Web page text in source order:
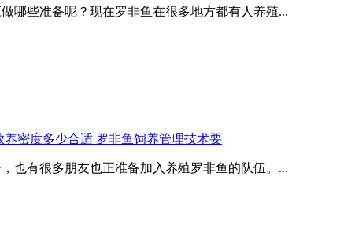
哪些准备呢？现在罗非鱼在很多地方都有人养殖...
养密度多少合适 罗非鱼饲养管理技术要
也有很多朋友也正准备加入养殖罗非鱼的队伍。...